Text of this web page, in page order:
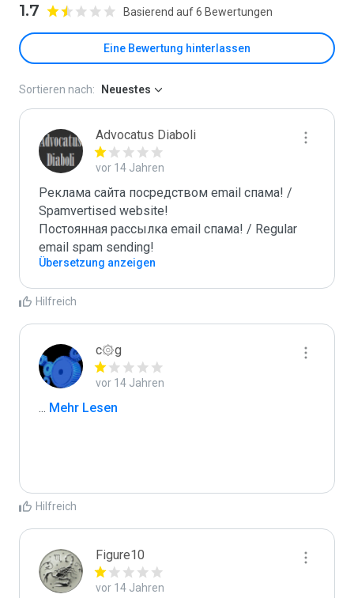
1.7 Basierend auf 6 Bewertungen
Eine Bewertung hinterlassen
Sortieren nach: Neuestes
Advocatus Diaboli
vor 14 Jahren
Реклама сайта посредством email спама! /
Spamvertised website!
Постоянная рассылка email спама! / Regular
email spam sending!
Übersetzung anzeigen
Hilfreich
c۞g
vor 14 Jahren
... Mehr Lesen
Hilfreich
Figure10
vor 14 Jahren